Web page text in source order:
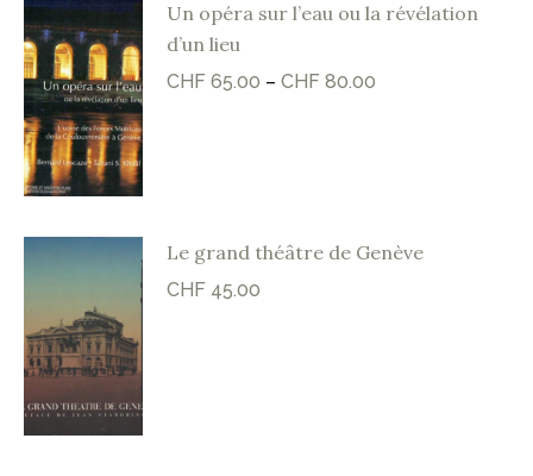
Un opéra sur l’eau ou la révélation
d’un lieu
CHF 65.00 – CHF 80.00
Le grand théâtre de Genève
CHF 45.00